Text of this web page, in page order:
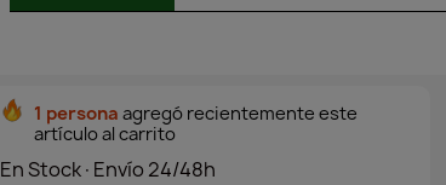
1 persona agregó recientemente este
artículo al carrito
En Stock·Envío 24/48h